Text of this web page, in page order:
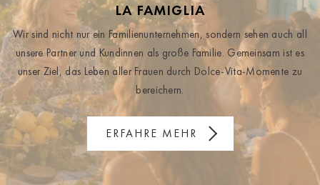
LA FAMIGLIA
Wir sind nicht nur ein Familienunternehmen, sondern sehen auch all
unsere Partner und Kundinnen als große Familie. Gemeinsam ist es
unser Ziel, das Leben aller Frauen durch Dolce-Vita-Momente zu
bereichern.
ERFAHRE MEHR